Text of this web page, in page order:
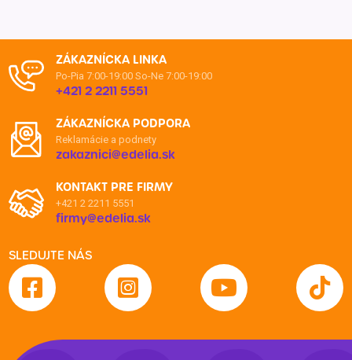
ZÁKAZNÍCKA LINKA
Po-Pia 7:00-19:00 So-Ne 7:00-19:00
+421 2 2211 5551
ZÁKAZNÍCKA PODPORA
Reklamácie a podnety
zakaznici@edelia.sk
KONTAKT PRE FIRMY
+421 2 2211 5551
firmy@edelia.sk
SLEDUJTE NÁS